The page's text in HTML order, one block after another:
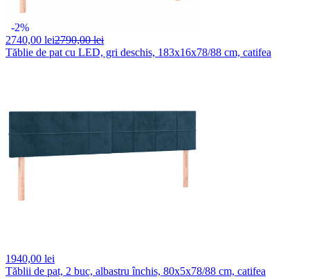
-2%
2740,00 lei2790,00 lei
Tăblie de pat cu LED, gri deschis, 183x16x78/88 cm, catifea
1940,00 lei
Tăblii de pat, 2 buc, albastru închis, 80x5x78/88 cm, catifea